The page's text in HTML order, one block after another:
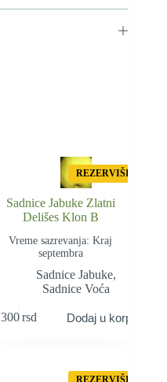
REZERVIŠI
Sadnice Jabuke Zlatni
Delišes Klon B
Vreme sazrevanja: Kraj
septembra
Sadnice Jabuke,
Sadnice Voća
300 rsd Dodaj u korpu
REZERVIŠI